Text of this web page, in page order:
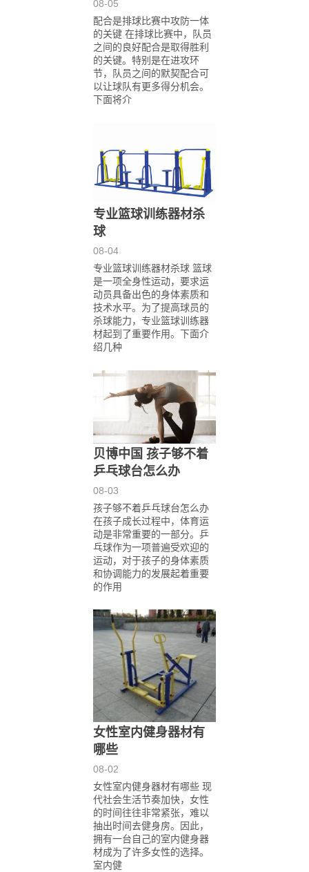
08-05
配合是排球比赛中攻防一体
的关键 在排球比赛中，队员
之间的良好配合是取得胜利
的关键。特别是在进攻环
节，队员之间的默契配合可
以让球队有更多得分机会。
下面将介
专业篮球训练器材杀
球
08-04
专业篮球训练器材杀球 篮球
是一项全身性运动，要求运
动员具备出色的身体素质和
技术水平。为了提高球员的
杀球能力，专业篮球训练器
材起到了重要作用。下面介
绍几种
贝博中国 孩子够不着
乒乓球台怎么办
08-03
孩子够不着乒乓球台怎么办
在孩子成长过程中，体育运
动是非常重要的一部分。乒
乓球作为一项普遍受欢迎的
运动，对于孩子的身体素质
和协调能力的发展起着重要
的作用
女性室内健身器材有
哪些
08-02
女性室内健身器材有哪些 现
代社会生活节奏加快，女性
的时间往往非常紧张，难以
抽出时间去健身房。因此，
拥有一台自己的室内健身器
材成为了许多女性的选择。
室内健